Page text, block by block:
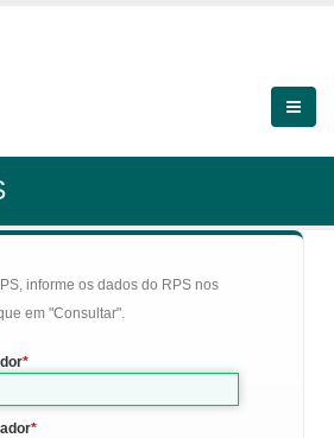
informe os dados do RPS nos
em "Consultar".